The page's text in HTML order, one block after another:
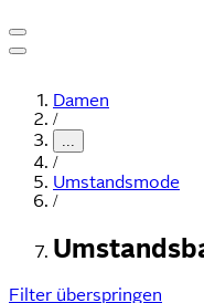
Damen
/
...
/
Umstandsmode
/
Filter überspringen